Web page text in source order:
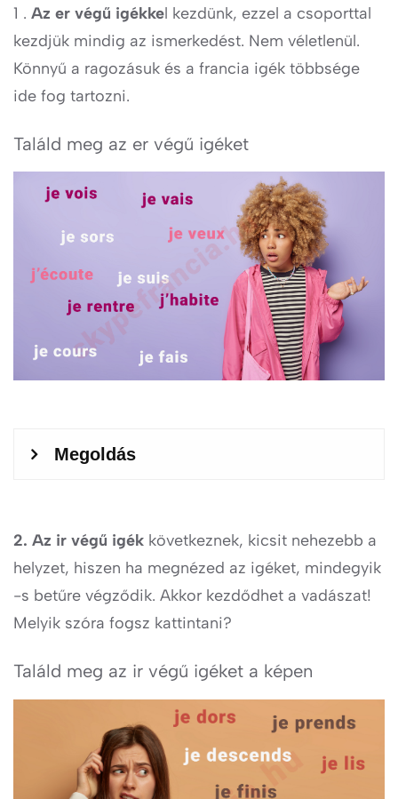
1 . Az er végű igékkel kezdünk, ezzel a csoporttal
kezdjük mindig az ismerkedést. Nem véletlenül.
Könnyű a ragozásuk és a francia igék többsége
ide fog tartozni.
Találd meg az er végű igéket
2. Az ir végű igék következnek, kicsit nehezebb a
helyzet, hiszen ha megnézed az igéket, mindegyik
-s betűre végződik. Akkor kezdődhet a vadászat!
Melyik szóra fogsz kattintani?
Találd meg az ir végű igéket a képen